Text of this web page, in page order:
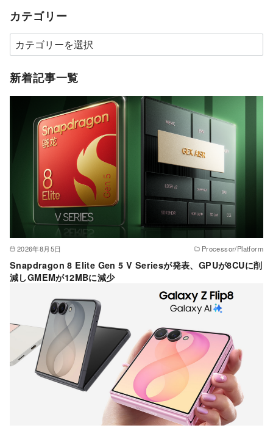
カテゴリー
カ
テ
ゴ
新着記事一覧
2026年8月5日 Processor/Platform
Snapdragon 8 Elite Gen 5 V Seriesが発表、GPUが8CUに削
減しGMEMが12MBに減少